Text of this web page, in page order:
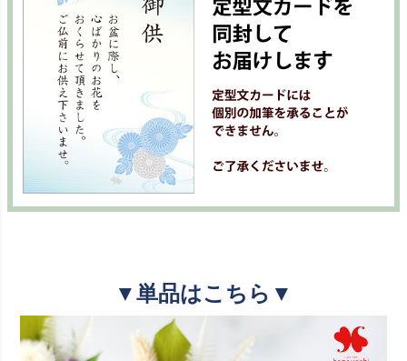
▼単品はこちら▼